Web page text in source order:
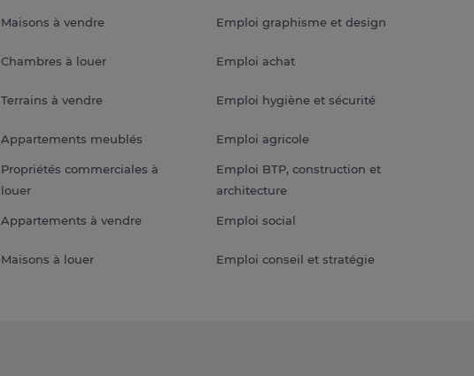
Maisons à vendre
Chambres à louer
Terrains à vendre
Appartements meublés
Propriétés commerciales à
louer
Appartements à vendre
Maisons à louer
Emploi graphisme et design
Emploi achat
Emploi hygiène et sécurité
Emploi agricole
Emploi BTP, construction et
architecture
Emploi social
Emploi conseil et stratégie